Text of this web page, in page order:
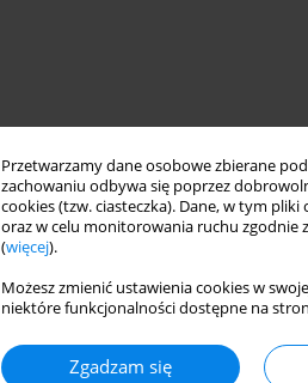
Przetwarzamy dane osobowe zbierane
zachowaniu odbywa się poprzez
cookies (tzw. ciasteczka). Dane, w tym
oraz w celu monitorowania ruchu zgodnie z
(więcej).
Możesz zmienić ustawienia cookies w
niektóre funkcjonalności dostępne na
Zgadzam się